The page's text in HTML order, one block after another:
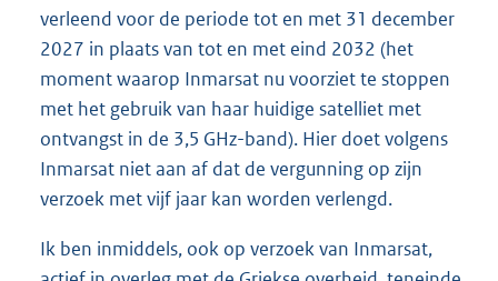
verleend voor de periode tot en met 31 december
2027 in plaats van tot en met eind 2032 (het
moment waarop Inmarsat nu voorziet te stoppen
met het gebruik van haar huidige satelliet met
ontvangst in de 3,5 GHz-band). Hier doet volgens
Inmarsat niet aan af dat de vergunning op zijn
verzoek met vijf jaar kan worden verlengd.
Ik ben inmiddels, ook op verzoek van Inmarsat,